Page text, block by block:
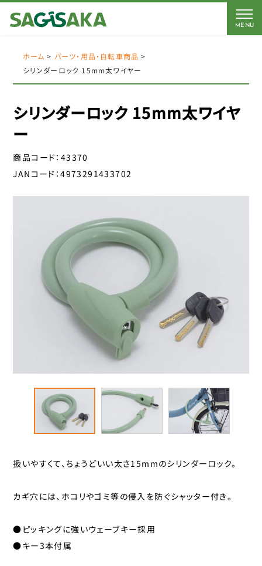
MENU
CATEGORY
自転車
電動アシスト車パーツ
サドルパーツ
スタンド
キャリヤ
スポーツ小物
サイクルグッズ
子供のせ
BRAND
FORCE
AMERICAN EAGLE
YSD
アイデス
アラデン
オージーケーカブト
オージーケー技研
カナック企画
カミオジャパン
キャットアイ
こげーる
ジェントス
シマノ
ジョイパレット
センタン工業
ニッコー
パナレーサー
BICYCLE
Coleman
AMERICAN EAGLE
ホーム > パーツ・用品・自転車商品 >
シリンダーロック 15mm太ワイヤー
シリンダーロック 15mm太ワイヤ
ー
商品コード： 43370
JANコード：4973291433702
扱いやすくて、ちょうどいい太さ15mmのシリンダーロック。
カギ穴には、ホコリやゴミ等の侵入を防ぐシャッター付き。
●ピッキングに強いウェーブキー採用
●キー3本付属